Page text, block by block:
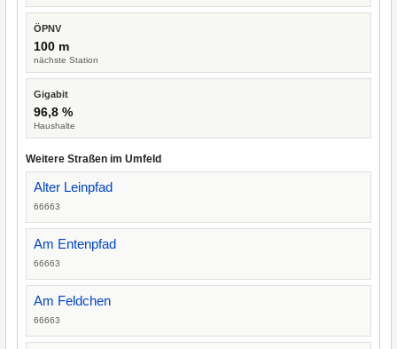
ÖPNV
100 m
nächste Station
Gigabit
96,8 %
Haushalte
Weitere Straßen im Umfeld
Alter Leinpfad
66663
Am Entenpfad
66663
Am Feldchen
66663